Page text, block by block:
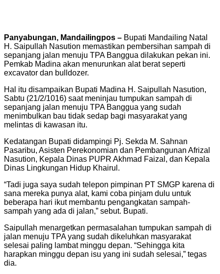
Panyabungan, Mandailingpos – Bupati Mandailing Natal
H. Saipullah Nasution memastikan pembersihan sampah di
sepanjang jalan menuju TPA Banggua dilakukan pekan ini.
Pemkab Madina akan menurunkan alat berat seperti
excavator dan bulldozer.
Hal itu disampaikan Bupati Madina H. Saipullah Nasution,
Sabtu (21/2/1016) saat meninjau tumpukan sampah di
sepanjang jalan menuju TPA Banggua yang sudah
menimbulkan bau tidak sedap bagi masyarakat yang
melintas di kawasan itu.
Kedatangan Bupati didampingi Pj. Sekda M. Sahnan
Pasaribu, Asisten Perekonomian dan Pembangunan Afrizal
Nasution, Kepala Dinas PUPR Akhmad Faizal, dan Kepala
Dinas Lingkungan Hidup Khairul.
“Tadi juga saya sudah telepon pimpinan PT SMGP karena di
sana mereka punya alat, kami coba pinjam dulu untuk
beberapa hari ikut membantu pengangkatan sampah-
sampah yang ada di jalan,” sebut. Bupati.
Saipullah menargetkan permasalahan tumpukan sampah di
jalan menuju TPA yang sudah dikeluhkan masyarakat
selesai paling lambat minggu depan. “Sehingga kita
harapkan minggu depan isu yang ini sudah selesai,” tegas
dia.